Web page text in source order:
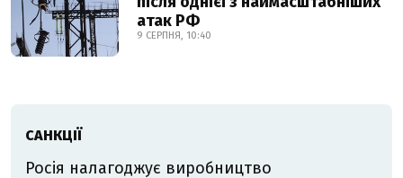
атак РФ
9 СЕРПНЯ, 10:40
САНКЦІЇ
Росія налагоджує виробництво